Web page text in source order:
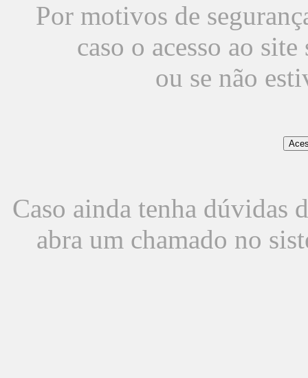
Por motivos de
caso o acesso ao
ou se não
Caso ainda tenha dúvidas
abra um chamado no